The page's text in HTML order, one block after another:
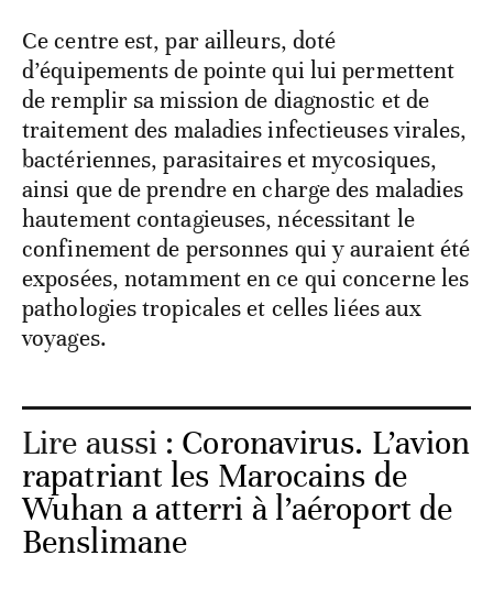
Ce centre est, par ailleurs, doté
d’équipements de pointe qui lui permettent
de remplir sa mission de diagnostic et de
traitement des maladies infectieuses virales,
bactériennes, parasitaires et mycosiques,
ainsi que de prendre en charge des maladies
hautement contagieuses, nécessitant le
confinement de personnes qui y auraient été
exposées, notamment en ce qui concerne les
pathologies tropicales et celles liées aux
voyages.
Lire aussi : Coronavirus. L’avion
rapatriant les Marocains de
Wuhan a atterri à l’aéroport de
Benslimane